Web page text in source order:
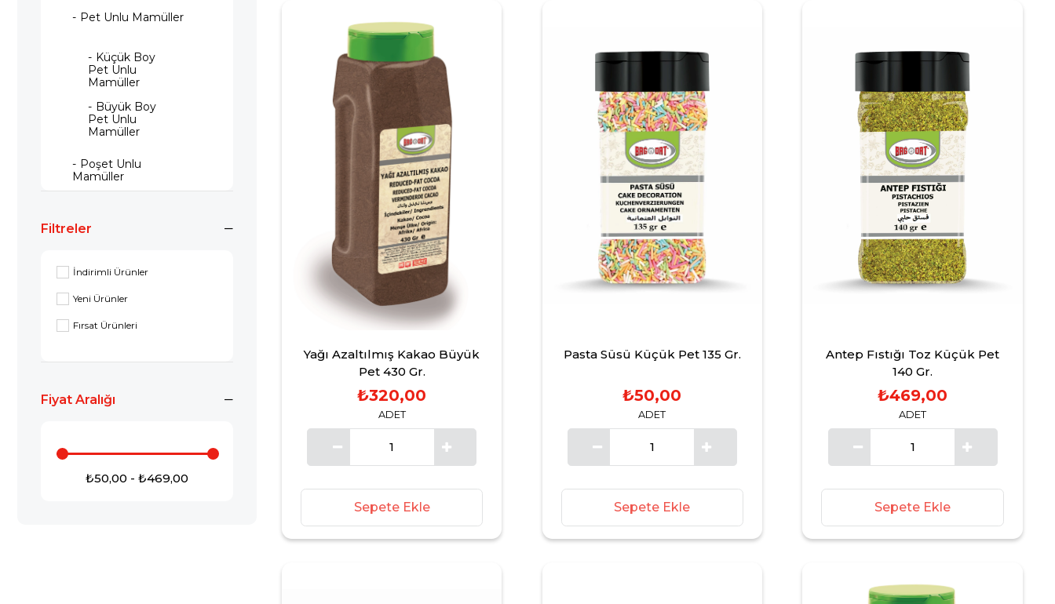
Pet Unlu Mamüller
Küçük Boy
Pet Unlu
Mamüller
Büyük Boy
Pet Unlu
Mamüller
Poşet Unlu
Mamüller
Filtreler
İndirimli Ürünler
Yeni Ürünler
Fırsat Ürünleri
Fiyat Aralığı
₺50,00 - ₺469,00
Yağı Azaltılmış Kakao Büyük
Pet 430 Gr.
ADET
₺320,00
Sepete Ekle
Pasta Süsü Küçük Pet 135 Gr.
ADET
₺50,00
Sepete Ekle
Antep Fıstığı Toz Küçük Pet
140 Gr.
ADET
₺469,00
Sepete Ekle